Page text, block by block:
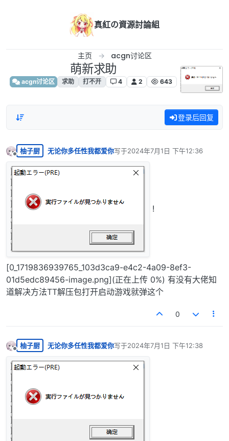
真紅の資源討論組
主页 acgn讨论区
萌新求助
acgn讨论区 求助 打不开 4 2 643
登录后回复
离线
柚子厨 无论你多任性我都爱你写于2024年7月1日 下午12:36
最后由 编辑
!
[0_1719836939765_103d3ca9-e4c2-4a09-8ef3-
01d5edc89456-image.png](正在上传 0%) 有没有大佬知
道解决方法TT解压包打开启动游戏就弹这个
0
离线
柚子厨 无论你多任性我都爱你写于2024年7月1日 下午12:38
最后由 编辑